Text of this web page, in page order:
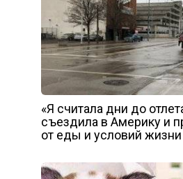
«Я считала дни до
съездила в Америку и
от еды и условий жизни